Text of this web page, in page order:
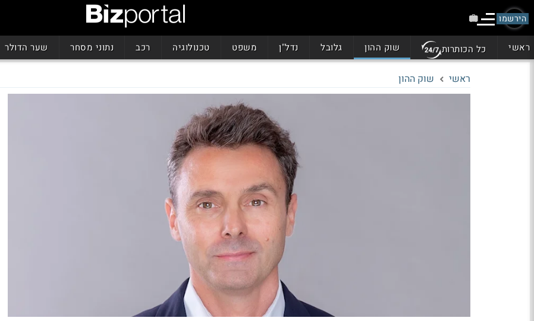
הירשמו
ראשי כל הכותרות שוק ההון גלובל נדל"ן משפט טכנולוגיה רכב נתוני מסחר שער הדולר
ראשי שוק ההון